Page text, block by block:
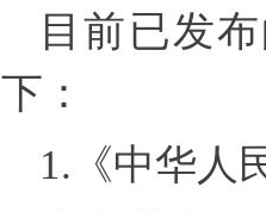
目前已发
下：
1.《中华人